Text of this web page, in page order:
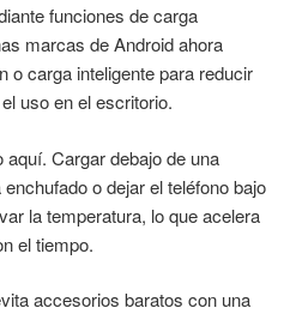
funciones de carga
marcas de Android ahora
o carga inteligente para reducir
uso en el escritorio.
Cargar debajo de una
o dejar el teléfono bajo
la temperatura, lo que acelera
el tiempo.
accesorios baratos con una